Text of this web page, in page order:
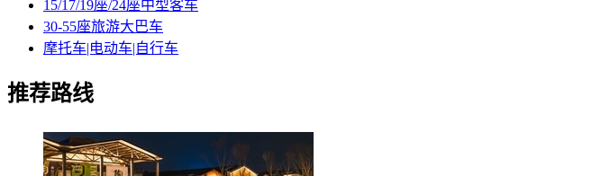
15/17/19座/24座中型客车
30-55座旅游大巴车
摩托车|电动车|自行车
推荐路线